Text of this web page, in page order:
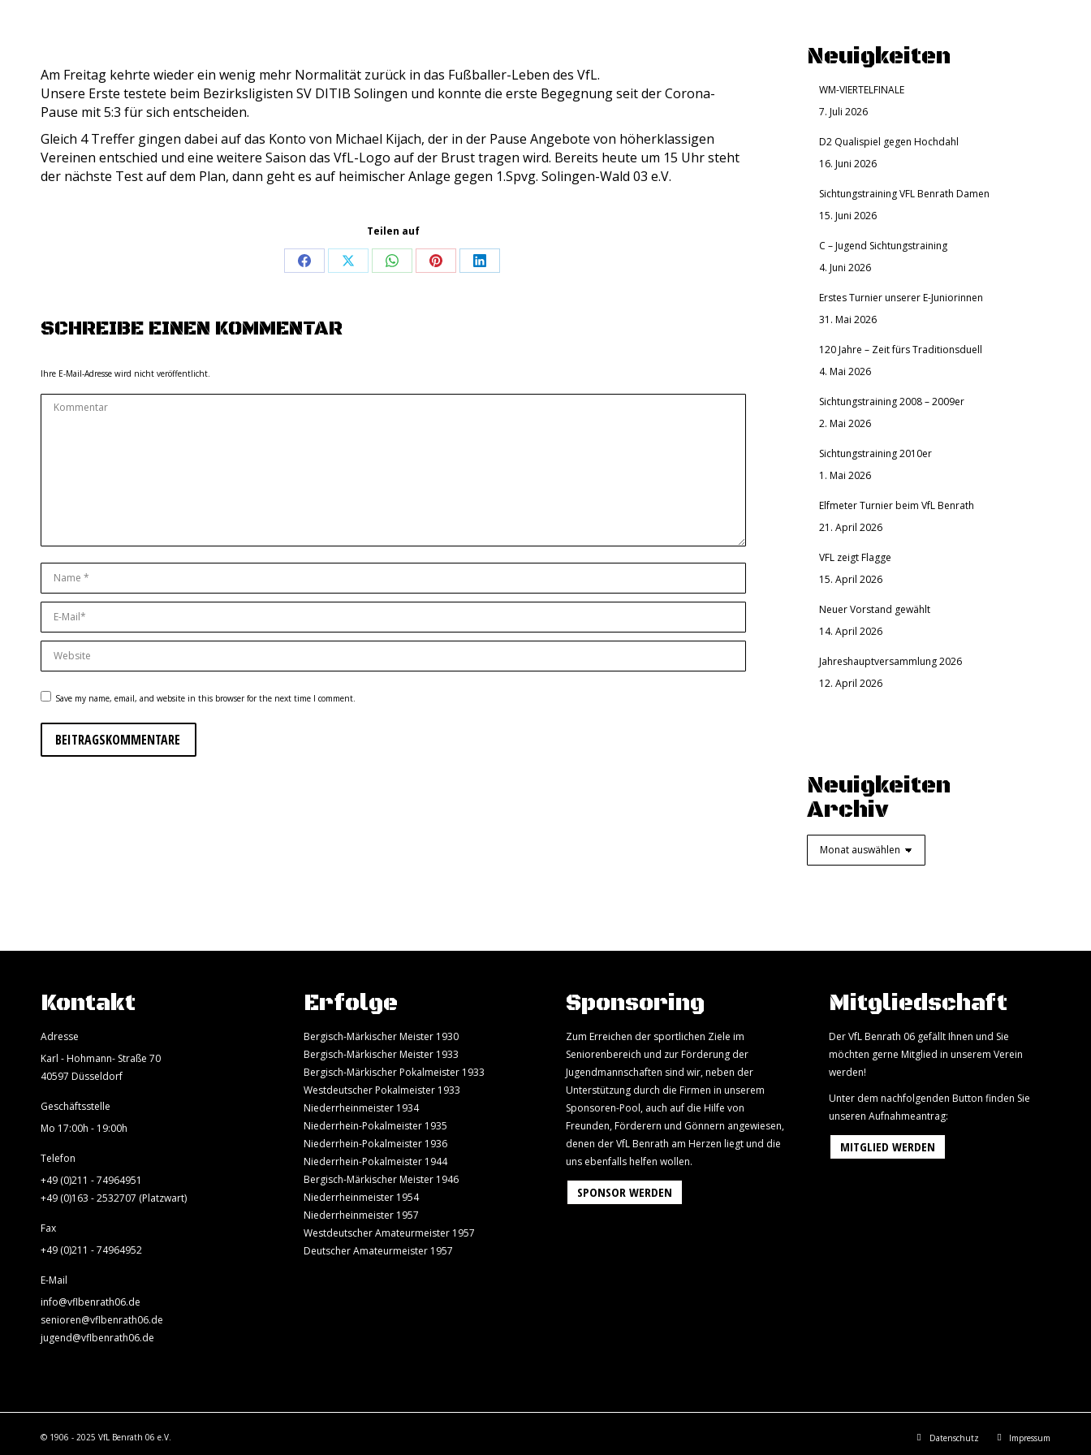
Am Freitag kehrte wieder ein wenig mehr Normalität zurück in das Fußballer-Leben des VfL.
Unsere Erste testete beim Bezirksligisten SV DITIB Solingen und konnte die erste Begegnung seit der Corona-
Pause mit 5:3 für sich entscheiden.
Gleich 4 Treffer gingen dabei auf das Konto von Michael Kijach, der in der Pause Angebote von höherklassigen
Vereinen entschied und eine weitere Saison das VfL-Logo auf der Brust tragen wird. Bereits heute um 15 Uhr steht
der nächste Test auf dem Plan, dann geht es auf heimischer Anlage gegen 1.Spvg. Solingen-Wald 03 e.V.
Teilen auf
Share
Facebook
Share Share Share Share
SCHREIBE EINEN KOMMENTAR
Ihre E-Mail-Adresse wird nicht veröffentlicht.
Kommentar
Name *
E-Mail *
Website
Save my name, email, and website in this browser for the next time I comment.
BEITRAGSKOMMENTARE
Neuigkeiten
WM-VIERTELFINALE
7. Juli 2026
D2 Qualispiel gegen Hochdahl
16. Juni 2026
Sichtungstraining VFL Benrath Damen
15. Juni 2026
C – Jugend Sichtungstraining
4. Juni 2026
Erstes Turnier unserer E-Juniorinnen
31. Mai 2026
120 Jahre – Zeit fürs Traditionsduell
4. Mai 2026
Sichtungstraining 2008 – 2009er
2. Mai 2026
Sichtungstraining 2010er
1. Mai 2026
Elfmeter Turnier beim VfL Benrath
21. April 2026
VFL zeigt Flagge
15. April 2026
Neuer Vorstand gewählt
14. April 2026
Jahreshauptversammlung 2026
12. April 2026
Neuigkeiten
Archiv
Kontakt
Adresse
Karl - Hohmann- Straße 70
40597 Düsseldorf
Geschäftsstelle
Mo 17:00h - 19:00h
Telefon
+49 (0)211 - 74964951
+49 (0)163 - 2532707 (Platzwart)
Fax
+49 (0)211 - 74964952
E-Mail
info@vflbenrath06.de
senioren@vflbenrath06.de
jugend@vflbenrath06.de
Erfolge
Bergisch-Märkischer Meister 1930
Bergisch-Märkischer Meister 1933
Bergisch-Märkischer Pokalmeister 1933
Westdeutscher Pokalmeister 1933
Niederrheinmeister 1934
Niederrhein-Pokalmeister 1935
Niederrhein-Pokalmeister 1936
Niederrhein-Pokalmeister 1944
Bergisch-Märkischer Meister 1946
Niederrheinmeister 1954
Niederrheinmeister 1957
Westdeutscher Amateurmeister 1957
Deutscher Amateurmeister 1957
Sponsoring
Zum Erreichen der sportlichen Ziele im
Seniorenbereich und zur Förderung der
Jugendmannschaften sind wir, neben der
Unterstützung durch die Firmen in unserem
Sponsoren-Pool, auch auf die Hilfe von
Freunden, Förderern und Gönnern angewiesen,
denen der VfL Benrath am Herzen liegt und die
uns ebenfalls helfen wollen.
SPONSOR WERDEN
Mitgliedschaft
Der VfL Benrath 06 gefällt Ihnen und Sie
möchten gerne Mitglied in unserem Verein
werden!
Unter dem nachfolgenden Button finden Sie
unseren Aufnahmeantrag:
MITGLIED WERDEN
© 1906 - 2025 VfL Benrath 06 e.V. Datenschutz Impressum